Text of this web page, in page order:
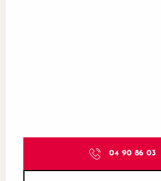
04 90 86 03